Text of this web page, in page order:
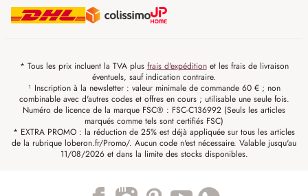
* Tous les prix incluent la TVA plus frais d'expéditionet les frais de livraison
éventuels, sauf indication contraire.
¹ Inscription à la newsletter : valeur minimale de commande 60 € ; non
combinable avec d'autres codes et offres en cours ; utilisable une seule fois.
Numéro de licence de la marque FSC® : FSC-C136992 (Seuls les articles
marqués comme tels sont certifiés FSC)
* EXTRA PROMO : la réduction de 25% est déjà appliquée sur tous les articles
de la rubrique loberon.fr/Promo/. Aucun code n'est nécessaire. Valable jusqu'au
11/08/2026 et dans la limite des stocks disponibles.